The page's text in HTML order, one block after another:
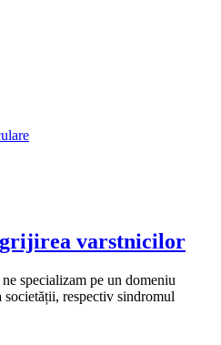
varstnicilor
specializam pe un domeniu
respectiv sindromul